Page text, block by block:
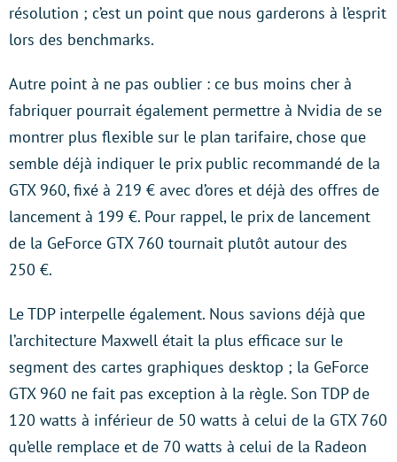
résolution ; c’est un point que nous garderons à l’esprit
lors des benchmarks.
Autre point à ne pas oublier : ce bus moins cher à
fabriquer pourrait également permettre à Nvidia de se
montrer plus flexible sur le plan tarifaire, chose que
semble déjà indiquer le prix public recommandé de la
GTX 960, fixé à 219 € avec d’ores et déjà des offres de
lancement à 199 €. Pour rappel, le prix de lancement
de la GeForce GTX 760 tournait plutôt autour des
250 €.
Le TDP interpelle également. Nous savions déjà que
l’architecture Maxwell était la plus efficace sur le
segment des cartes graphiques desktop ; la GeForce
GTX 960 ne fait pas exception à la règle. Son TDP de
120 watts à inférieur de 50 watts à celui de la GTX 760
qu’elle remplace et de 70 watts à celui de la Radeon